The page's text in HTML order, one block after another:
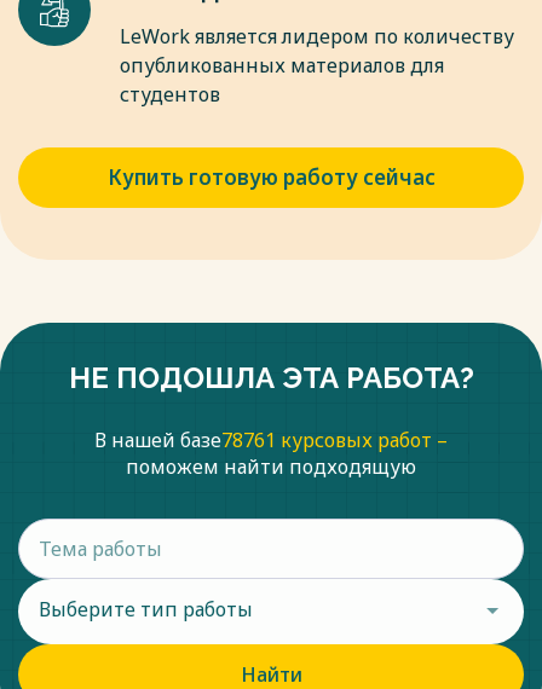
LeWork является лидером по количеству
опубликованных материалов для
студентов
Купить готовую работу сейчас
НЕ ПОДОШЛА ЭТА РАБОТА?
В нашей базе78761 курсовых работ –
поможем найти подходящую
Выберите тип работы
Найти